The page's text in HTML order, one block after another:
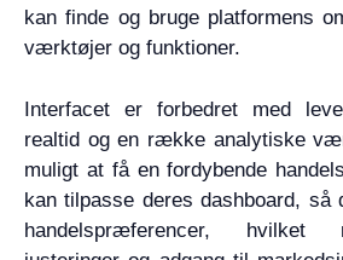
kan finde og bruge platformens
værktøjer og funktioner.
Interfacet er forbedret med
realtid og en række analytiske
muligt at få en fordybende
kan tilpasse deres dashboard, så
handelspræferencer, hvilket